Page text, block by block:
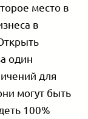
место в
в
один
для
могут быть
100%